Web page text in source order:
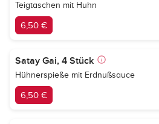
Teigtaschen mit Huhn
6,50 €
Satay Gai, 4 Stück
Hühnerspieße mit Erdnußsauce
6,50 €